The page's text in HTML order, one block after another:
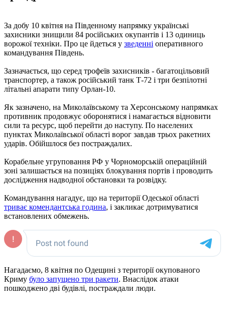
За добу 10 квітня на Південному напрямку українські
захисники знищили 84 російських окупантів і 13 одиниць
ворожої техніки. Про це йдеться у зведенні оперативного
командування Південь.
Зазначається, що серед трофеїв захисників - багатоцільовий
транспортер, а також російський танк Т-72 і три безпілотні
літальні апарати типу Орлан-10.
Як зазначено, на Миколаївському та Херсонському напрямках
противник продовжує оборонятися і намагається відновити
сили та ресурс, щоб перейти до наступу. По населених
пунктах Миколаївської області ворог завдав трьох ракетних
ударів. Обійшлося без постраждалих.
Корабельне угруповання РФ у Чорноморській операційній
зоні залишається на позиціях блокування портів і проводить
дослідження надводної обстановки та розвідку.
Командування нагадує, що на території Одеської області
триває комендантська година, і закликає дотримуватися
встановлених обмежень.
Нагадаємо, 8 квітня по Одещині з території окупованого
Криму було запущено три ракети. Внаслідок атаки
пошкоджено дві будівлі, постраждали люди.